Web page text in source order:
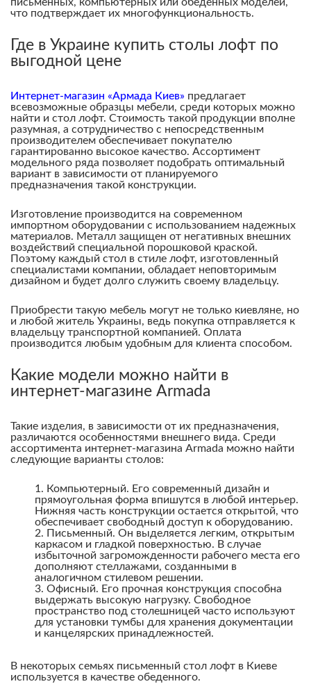
что подтверждает их многофункциональность.
Где в Украине купить столы лофт по
выгодной цене
Интернет-магазин «Армада Киев» предлагает
всевозможные образцы мебели, среди которых можно
найти и стол лофт. Стоимость такой продукции вполне
разумная, а сотрудничество с непосредственным
производителем обеспечивает покупателю
гарантированно высокое качество. Ассортимент
модельного ряда позволяет подобрать оптимальный
вариант в зависимости от планируемого
предназначения такой конструкции.
Изготовление производится на современном
импортном оборудовании с использованием надежных
материалов. Металл защищен от негативных внешних
воздействий специальной порошковой краской.
Поэтому каждый стол в стиле лофт, изготовленный
специалистами компании, обладает неповторимым
дизайном и будет долго служить своему владельцу.
Приобрести такую мебель могут не только киевляне, но
и любой житель Украины, ведь покупка отправляется к
владельцу транспортной компанией. Оплата
производится любым удобным для клиента способом.
Какие модели можно найти в
интернет-магазине Armada
Такие изделия, в зависимости от их предназначения,
различаются особенностями внешнего вида. Среди
ассортимента интернет-магазина Armada можно найти
следующие варианты столов:
Компьютерный. Его современный дизайн и
прямоугольная форма впишутся в любой интерьер.
Нижняя часть конструкции остается открытой, что
обеспечивает свободный доступ к оборудованию.
Письменный. Он выделяется легким, открытым
каркасом и гладкой поверхностью. В случае
избыточной загроможденности рабочего места его
дополняют стеллажами, созданными в
аналогичном стилевом решении.
Офисный. Его прочная конструкция способна
выдержать высокую нагрузку. Свободное
пространство под столешницей часто используют
для установки тумбы для хранения документации
и канцелярских принадлежностей.
В некоторых семьях письменный стол лофт в Киеве
используется в качестве обеденного.